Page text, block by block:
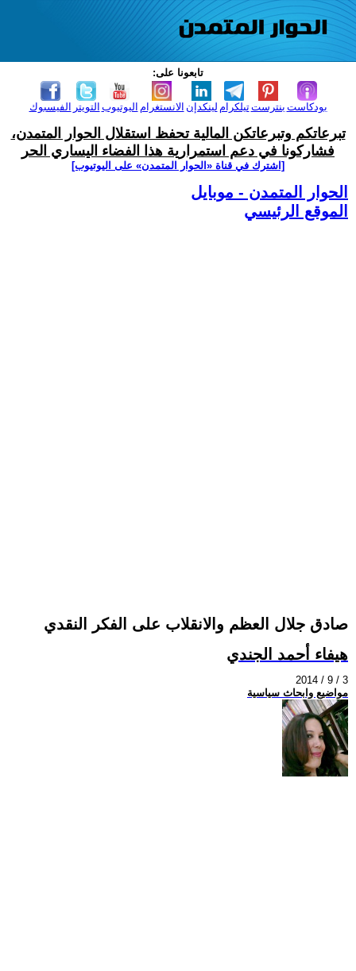
تابعونا على:
الفيسبوك التويتر اليوتيوب الانستغرام لينكدإن تيلكرامبنترست بودكاست
تبرعاتكم وتبرعاتكن المالية تحفظ استقلال الحوار المتمدن،
فشاركونا في دعم استمرارية هذا الفضاء اليساري الحر
[اشترك في قناة ‫«الحوار المتمدن» على اليوتيوب]
الحوار المتمدن - موبايل
الموقع الرئيسي
صادق جلال العظم والانقلاب على الفكر النقدي
هيفاء أحمد الجندي
2014 / 9 / 3
مواضيع وابحاث سياسية